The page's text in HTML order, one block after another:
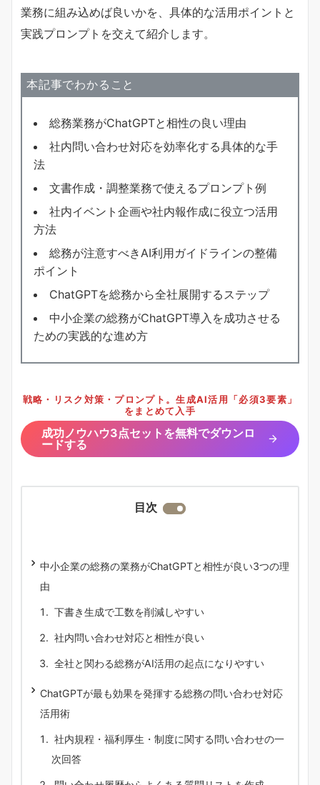
業務に組み込めば良いかを、具体的な活用ポイントと
実践プロンプトを交えて紹介します。
本記事でわかること
総務業務がChatGPTと相性の良い理由
社内問い合わせ対応を効率化する具体的な手
法
文書作成・調整業務で使えるプロンプト例
社内イベント企画や社内報作成に役立つ活用
方法
総務が注意すべきAI利用ガイドラインの整備
ポイント
ChatGPTを総務から全社展開するステップ
中小企業の総務がChatGPT導入を成功させる
ための実践的な進め方
戦略・リスク対策・プロンプト。生成AI活用「必須3要素」
をまとめて入手
成功ノウハウ3点セットを無料でダウンロ
ードする
目次
中小企業の総務の業務がChatGPTと相性が良い3つの理
由
下書き生成で工数を削減しやすい
社内問い合わせ対応と相性が良い
全社と関わる総務がAI活用の起点になりやすい
ChatGPTが最も効果を発揮する総務の問い合わせ対応
活用術
社内規程・福利厚生・制度に関する問い合わせの一
次回答